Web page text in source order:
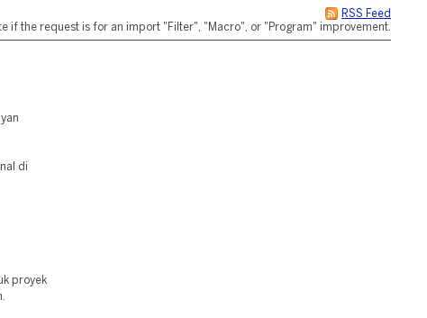
RSS Feed
if the request is for an import "Filter", "Macro", or "Program" improvement.
di
proyek